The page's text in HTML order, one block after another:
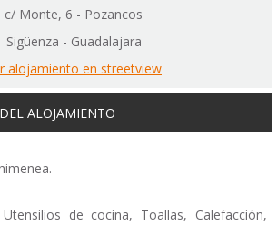
c/ Monte, 6 - Pozancos
Sigüenza - Guadalajara
alojamiento en streetview
ALOJAMIENTO
de cocina, Toallas, Calefacción,